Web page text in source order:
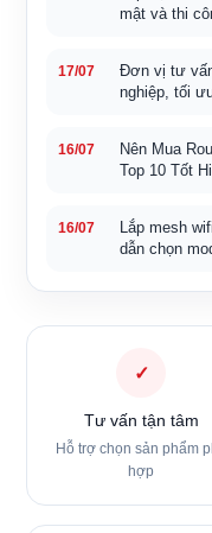
mật và thi
17/07
Đơn vị tư
nghiệp, tối
16/07
Nên Mua
Top 10 Tốt
16/07
Lắp mesh
dẫn chọn
✓
Tư vấn tận tâm
Hỗ trợ chọn sản phẩm
hợp